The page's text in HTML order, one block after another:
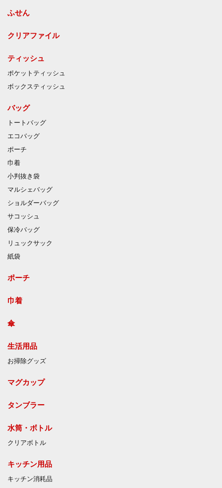
ふせん
クリアファイル
ティッシュ
ポケットティッシュ
ボックスティッシュ
バッグ
トートバッグ
エコバッグ
ポーチ
巾着
小判抜き袋
マルシェバッグ
ショルダーバッグ
サコッシュ
保冷バッグ
リュックサック
紙袋
ポーチ
巾着
傘
生活用品
お掃除グッズ
マグカップ
タンブラー
水筒・ボトル
クリアボトル
キッチン用品
キッチン消耗品